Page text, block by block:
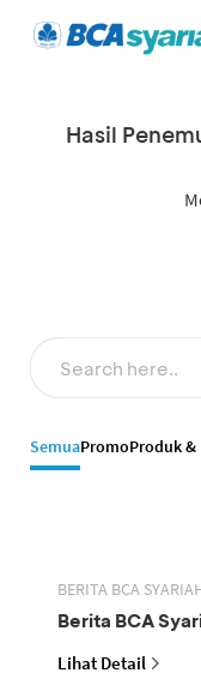
Hasil
SemuaPromoProduk &
BERITA BCA
Berita BCA
Lihat Detail